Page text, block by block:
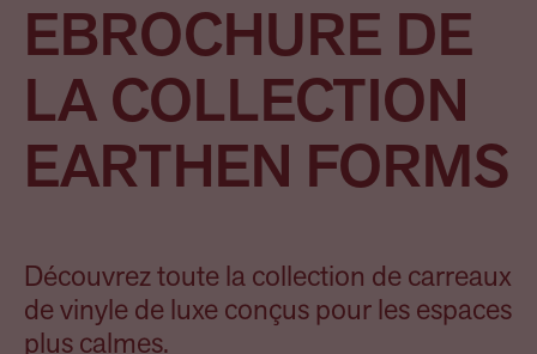
EBROCHURE DE
LA COLLECTION
EARTHEN FORMS
Découvrez toute la collection de carreaux
de vinyle de luxe conçus pour les espaces
plus calmes.